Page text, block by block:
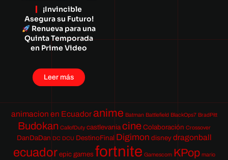
¡Invincible
Asegura su Futuro!
Renueva para una
Quinta Temporada
en Prime Video
Leer más
animacion en Ecuador anime Batman Battlefield BlackOps7 BradPitt
Budokan CallofDuty castlevania cine Colaboración Crossover
DanDaDan DC DCU DestinoFinal Digimon disney dragonball
ecuador epic games fortnite Gamescom KPop mario